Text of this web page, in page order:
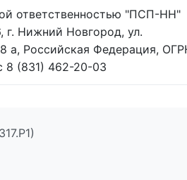
ответственностью "ПСП-НН"
Нижний Новгород, ул.
а, Российская Федерация,
8 (831) 462-20-03